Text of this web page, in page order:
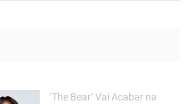
‘The Bear’ Vai Acabar na